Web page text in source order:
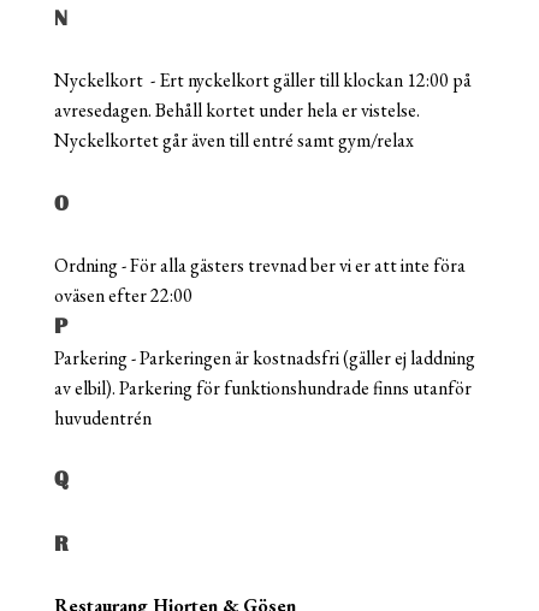
N
Nyckelkort - Ert nyckelkort gäller till klockan 12:00 på
avresedagen. Behåll kortet under hela er vistelse.
Nyckelkortet går även till entré samt gym/relax
O
Ordning - För alla gästers trevnad ber vi er att inte föra
oväsen efter 22:00
P
Parkering - Parkeringen är kostnadsfri (gäller ej laddning
av elbil). Parkering för funktionshundrade finns utanför
huvudentrén
Q
R
Restaurang Hjorten & Gösen